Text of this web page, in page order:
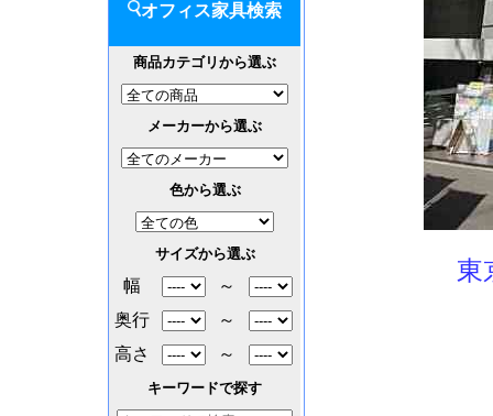
東
オフィス家具検索
商品カテゴリから選ぶ
メーカーから選ぶ
色から選ぶ
サイズから選ぶ
幅
～
奥行
～
高さ
～
キーワードで探す